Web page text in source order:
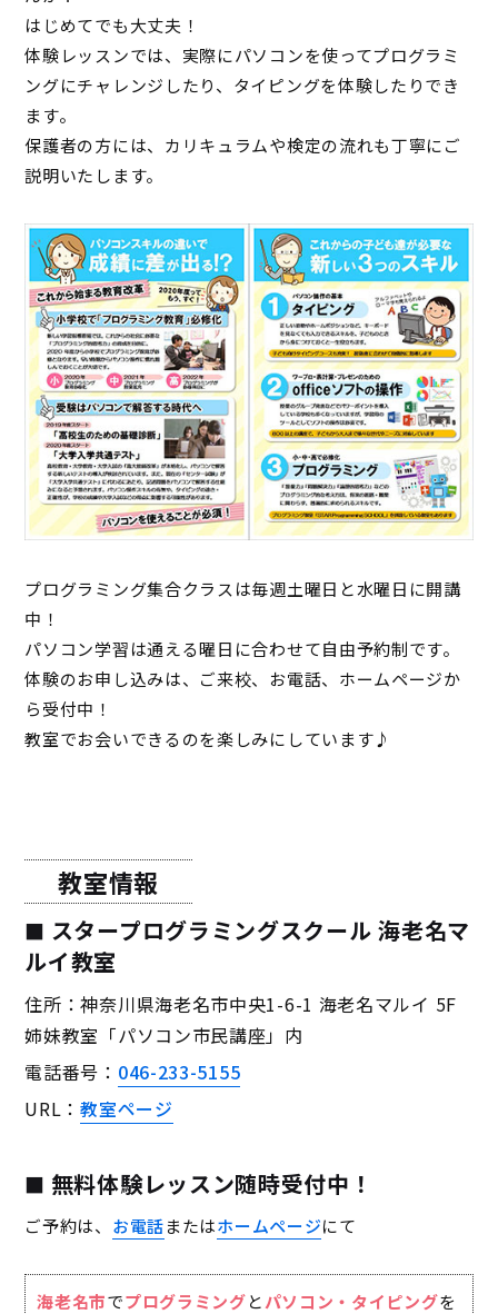
はじめてでも大丈夫！
体験レッスンでは、実際にパソコンを使ってプログラミ
ングにチャレンジしたり、タイピングを体験したりでき
ます。
保護者の方には、カリキュラムや検定の流れも丁寧にご
説明いたします。
プログラミング集合クラスは毎週土曜日と水曜日に開講
中！
パソコン学習は通える曜日に合わせて自由予約制です。
体験のお申し込みは、ご来校、お電話、ホームページか
ら受付中！
教室でお会いできるのを楽しみにしています♪
教室情報
スタープログラミングスクール 海老名マ
ルイ教室
住所：神奈川県海老名市中央1-6-1 海老名マルイ 5F
姉妹教室「パソコン市民講座」内
電話番号： 046-233-5155
URL：教室ページ
無料体験レッスン随時受付中！
ご予約は、 お電話またはホームページにて
海老名市でプログラミングとパソコン・タイピングを